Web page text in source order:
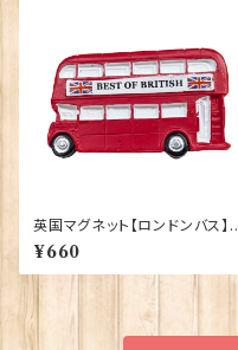
英国マグネット【ロンドンバス】E
lgate Products 90030（130
05）
¥660